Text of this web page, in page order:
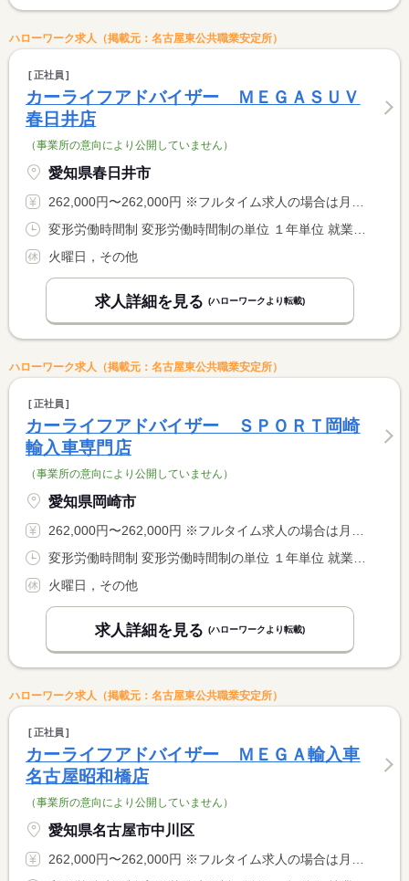
ハローワーク求人（掲載元：名古屋東公共職業安定所）
正社員
カーライフアドバイザー ＭＥＧＡＳＵＶ
春日井店
（事業所の意向により公開していません）
愛知県春日井市
262,000円〜262,000円 ※フルタイム求人の場合は月額（換算額）、パート求人の場合は時間額を表示しています。
火曜日，その他
求人詳細を見る (ハローワークより転載)
ハローワーク求人（掲載元：名古屋東公共職業安定所）
正社員
カーライフアドバイザー ＳＰＯＲＴ岡崎
輸入車専門店
（事業所の意向により公開していません）
愛知県岡崎市
262,000円〜262,000円 ※フルタイム求人の場合は月額（換算額）、パート求人の場合は時間額を表示しています。
火曜日，その他
求人詳細を見る (ハローワークより転載)
ハローワーク求人（掲載元：名古屋東公共職業安定所）
正社員
カーライフアドバイザー ＭＥＧＡ輸入車
名古屋昭和橋店
（事業所の意向により公開していません）
愛知県名古屋市中川区
262,000円〜262,000円 ※フルタイム求人の場合は月額（換算額）、パート求人の場合は時間額を表示しています。